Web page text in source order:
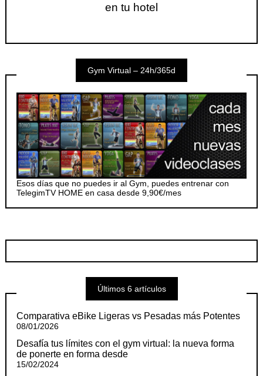
en tu hotel
Gym Virtual – 24h/365d
Esos días que no puedes ir al Gym, puedes entrenar con
TelegimTV HOME en casa desde 9,90€/mes
Últimos 6 artículos
Comparativa eBike Ligeras vs Pesadas más Potentes
08/01/2026
Desafía tus límites con el gym virtual: la nueva forma
de ponerte en forma desde
15/02/2024